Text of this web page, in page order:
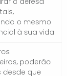
o mesmo
à sua vida.
poderão
desde que